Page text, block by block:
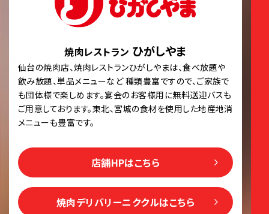
焼肉レストラン ひがしやま
仙台の焼肉店、焼肉レストランひがしやまは、食べ放題や
飲み放題、単品メニューなど 種類豊富ですので、ご家族で
も団体様で楽しめます。宴会のお客様用に無料送迎バスも
ご用意しております。東北、宮城の食材を使用した地産地消
メニューも豊富です。
店舗HPはこちら
焼肉デリバリーニククルはこちら